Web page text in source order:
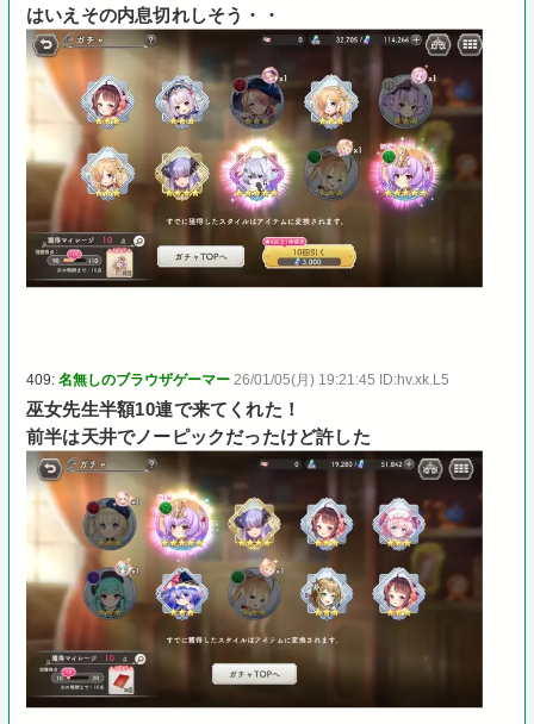
はいえその内息切れしそう・・
409:名無しのブラウザゲーマー 26/01/05(月) 19:21:45 ID:hv.xk.L5
巫女先生半額10連で来てくれた！
前半は天井でノーピックだったけど許した